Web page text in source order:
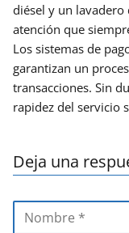
diésel y un
atención que
Los sistemas de
garantizan un
transacciones. Sin
rapidez del servicio
Deja una